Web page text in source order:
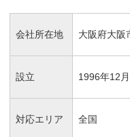
会社所在地 大阪府大阪
設立 1996年12月
対応エリア 全国